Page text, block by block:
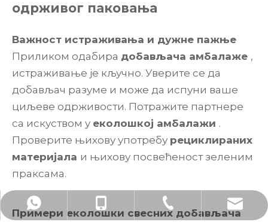
одрживог паковања
Важност истраживања и дужне пажње
Приликом одабира добављача амбалаже ,
истраживање је кључно. Уверите се да
добављач разуме и може да испуни ваше
циљеве одрживости. Потражите партнере
са искуством у еколошкој амбалажи .
Проверите њихову употребу рециклираних
материјала и њихову посвећеност зеленим
праксама.
Примери еколошки свесних добављача
+86- 18795676801
+86- 18795676801
+86-510-86538859
харри@у-нуопацкаге.цом